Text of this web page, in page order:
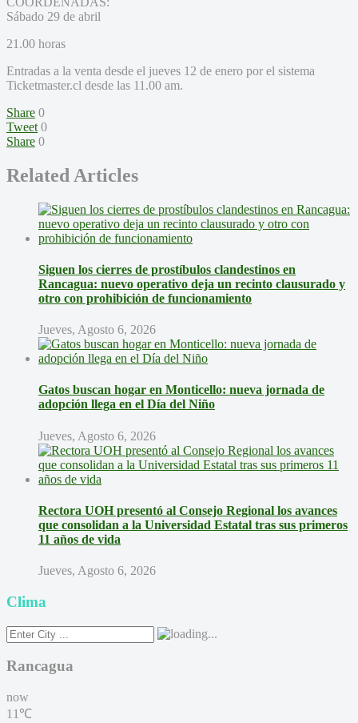
Sábado 29 de abril
21.00 horas
Entradas a la venta desde el jueves 12 de enero por el sistema
Ticketmaster.cl desde las 11.00 am.
Share 0
Tweet 0
Share 0
Related Articles
Siguen los cierres de prostíbulos clandestinos en
Rancagua: nuevo operativo deja un recinto clausurado y
otro con prohibición de funcionamiento
Jueves, Agosto 6, 2026
Gatos buscan hogar en Monticello: nueva jornada de
adopción llega en el Día del Niño
Jueves, Agosto 6, 2026
Rectora UOH presentó al Consejo Regional los avances
que consolidan a la Universidad Estatal tras sus primeros
11 años de vida
Jueves, Agosto 6, 2026
Clima
Rancagua
now
11℃